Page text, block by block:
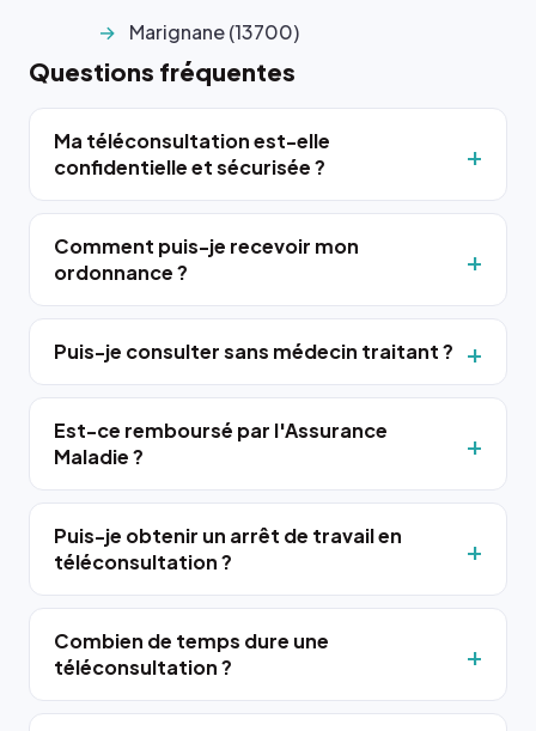
Marignane (13700)
Questions fréquentes
Ma téléconsultation est-elle
confidentielle et sécurisée ?
Comment puis-je recevoir mon
ordonnance ?
Puis-je consulter sans médecin traitant ?
Est-ce remboursé par l'Assurance
Maladie ?
Puis-je obtenir un arrêt de travail en
téléconsultation ?
Combien de temps dure une
téléconsultation ?